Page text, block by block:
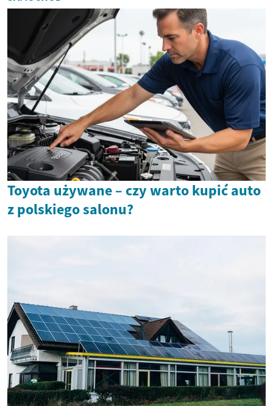
Toyota używane – czy warto kupić auto
z polskiego salonu?